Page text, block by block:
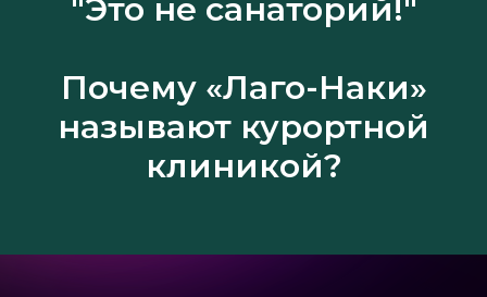
"Это не санаторий!"
Почему «Лаго-Наки»
называют курортной
клиникой?